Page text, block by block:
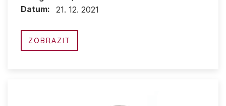
Datum:
21. 12. 2021
ZOBRAZIT